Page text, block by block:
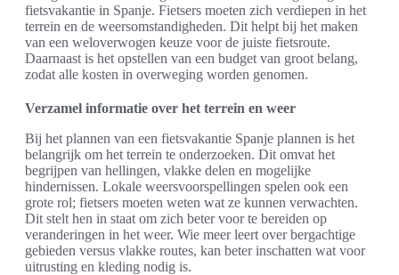
fietsvakantie in Spanje. Fietsers moeten zich verdiepen in het
terrein en de weersomstandigheden. Dit helpt bij het maken
van een weloverwogen keuze voor de juiste fietsroute.
Daarnaast is het opstellen van een budget van groot belang,
zodat alle kosten in overweging worden genomen.
Verzamel informatie over het terrein en weer
Bij het plannen van een fietsvakantie Spanje plannen is het
belangrijk om het terrein te onderzoeken. Dit omvat het
begrijpen van hellingen, vlakke delen en mogelijke
hindernissen. Lokale weersvoorspellingen spelen ook een
grote rol; fietsers moeten weten wat ze kunnen verwachten.
Dit stelt hen in staat om zich beter voor te bereiden op
veranderingen in het weer. Wie meer leert over bergachtige
gebieden versus vlakke routes, kan beter inschatten wat voor
uitrusting en kleding nodig is.